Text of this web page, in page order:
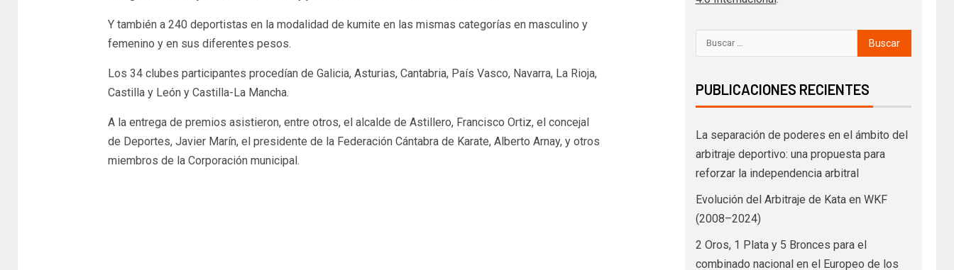
Y también a 240 deportistas en la modalidad de kumite en las mismas categorías en masculino y
femenino y en sus diferentes pesos.
Los 34 clubes participantes procedían de Galicia, Asturias, Cantabria, País Vasco, Navarra, La Rioja,
Castilla y León y Castilla-La Mancha.
A la entrega de premios asistieron, entre otros, el alcalde de Astillero, Francisco Ortiz, el concejal
de Deportes, Javier Marín, el presidente de la Federación Cántabra de Karate, Alberto Arnay, y otros
miembros de la Corporación municipal.
PUBLICACIONES RECIENTES
La separación de poderes en el ámbito del
arbitraje deportivo: una propuesta para
reforzar la independencia arbitral
Evolución del Arbitraje de Kata en WKF
(2008–2024)
2 Oros, 1 Plata y 5 Bronces para el
combinado nacional en el Europeo de los